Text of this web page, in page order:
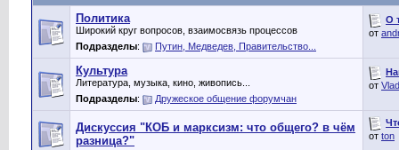
Политика
Широкий круг вопросов, взаимосвязь процессов
Подразделы: Путин, Медведев, Правительство...
О
от
Культура
Литература, музыка, кино, живопись...
Подразделы: Дружеское общение форумчан
от
Дискуссия "КОБ и марксизм: что общего? в чём
разница?"
от ton